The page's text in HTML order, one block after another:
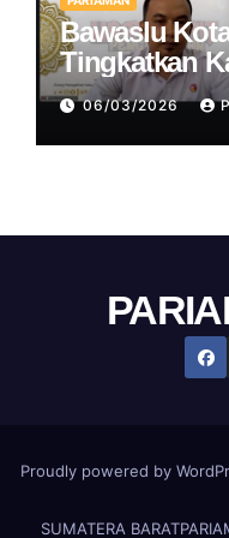
Bawaslu
Tingkatkan
Penegakkan
Pemilihan di
Ngabuburit
06/03/2026
Proudly powered by
SUMATERA BARAT